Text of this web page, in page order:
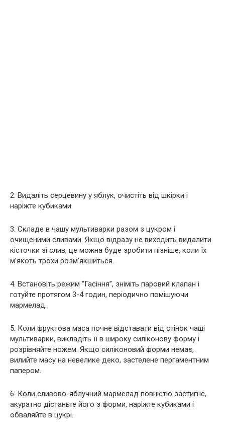
2. Видаліть серцевину у яблук, очистіть від шкірки і
наріжте кубиками.
3. Складе в чашу мультиварки разом з цукром і
очищеними сливами. Якщо відразу не виходить видалити
кісточки зі слив, це можна буде зробити пізніше, коли їх
м’якоть трохи розм’якшиться.
4. Встановіть режим “Гасіння”, зніміть паровий клапан і
готуйте протягом 3-4 годин, періодично помішуючи
мармелад.
5. Коли фруктова маса почне відставати від стінок чаші
мультиварки, викладіть її в широку силіконову форму і
розрівняйте ножем. Якщо силіконовий форми немає,
вилийте масу на невелике деко, застелене пергаментним
папером.
6. Коли сливово-яблучний мармелад повністю застигне,
акуратно дістаньте його з форми, наріжте кубиками і
обваляйте в цукрі.